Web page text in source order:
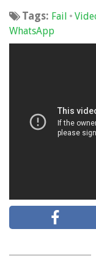
Tags: Fail •
WhatsApp